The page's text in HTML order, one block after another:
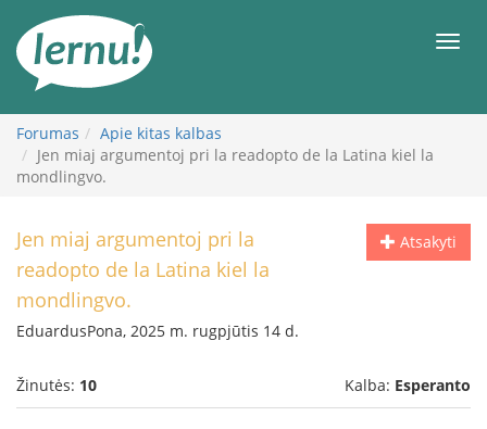
turinį
Forumas
Apie kitas kalbas
Jen miaj argumentoj pri la readopto de la Latina kiel la
mondlingvo.
Atsakyti
Jen miaj argumentoj pri la
readopto de la Latina kiel la
mondlingvo.
EduardusPona, 2025 m. rugpjūtis 14 d.
Žinutės: 10 Kalba: Esperanto